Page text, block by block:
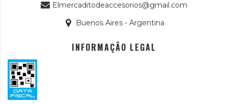
Elmercaditodeaccesorios@gmail.com
Buenos Aires - Argentina
INFORMAÇÃO LEGAL